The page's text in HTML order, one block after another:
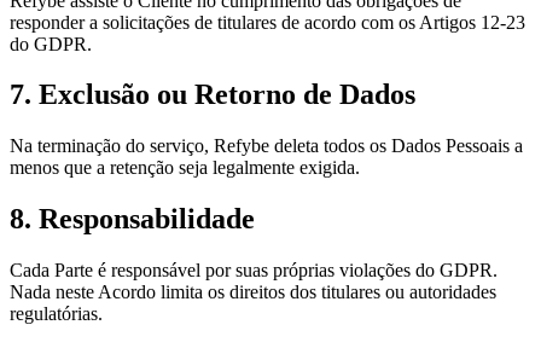
responder a solicitações de titulares de acordo com os Artigos 12-23
do GDPR.
7. Exclusão ou Retorno de Dados
Na terminação do serviço, Refybe deleta todos os Dados Pessoais a
menos que a retenção seja legalmente exigida.
8. Responsabilidade
Cada Parte é responsável por suas próprias violações do GDPR.
Nada neste Acordo limita os direitos dos titulares ou autoridades
regulatórias.